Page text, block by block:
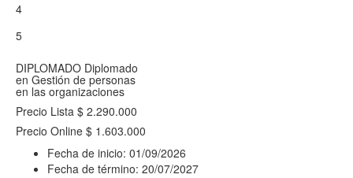
4
5
DIPLOMADO Diplomado
en Gestión de personas
en las organizaciones
Precio Lista $ 2.290.000
Precio Online $ 1.603.000
Fecha de inicio: 01/09/2026
Fecha de término: 20/07/2027